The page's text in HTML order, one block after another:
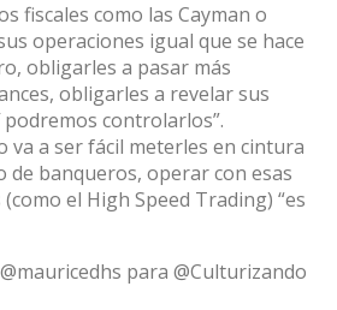
fiscales como las Cayman o
operaciones igual que se hace
obligarles a pasar más
obligarles a revelar sus
controlarlos”.
va a ser fácil meterles en cintura
de banqueros, operar con esas
el High Speed Trading) “es
para @Culturizando